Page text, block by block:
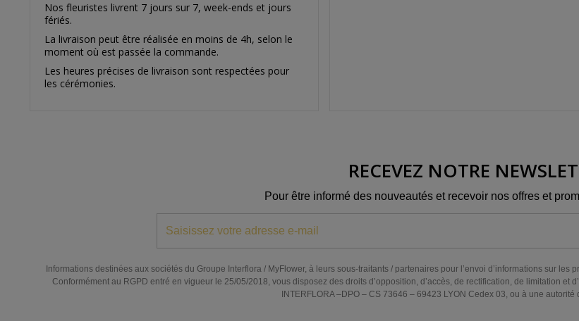
Nos fleuristes livrent 7 jours sur 7, week-ends et jours
fériés.
La livraison peut être réalisée en moins de 4h, selon le
moment où est passée la commande.
Les heures précises de livraison sont respectées pour
les cérémonies.
RECEVEZ NOTRE
Pour être informé des nouveautés et recevoir nos offres et
Informations destinées aux sociétés du Groupe Interflora / MyFlower, à leurs sous-traitants / partenaires pour l’envoi d’informations sur
Conformément au RGPD entré en vigueur le 25/05/2018, vous disposez des droits d’opposition, d’accès, de rectification, de limitation et
INTERFLORA –DPO – CS 73646 – 69423 LYON Cedex 03, ou à une autorité